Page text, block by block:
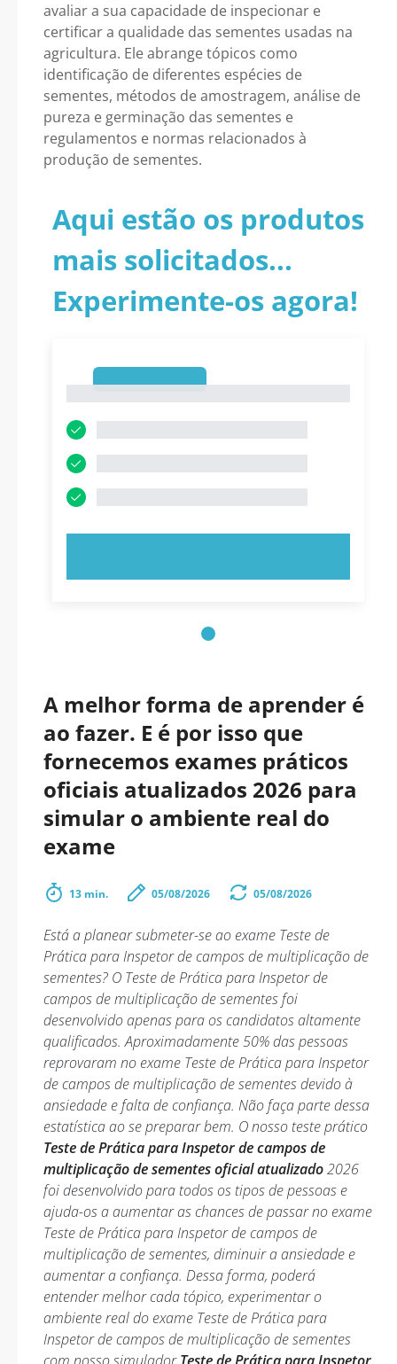
avaliar a sua capacidade de inspecionar e
certificar a qualidade das sementes usadas na
agricultura. Ele abrange tópicos como
identificação de diferentes espécies de
sementes, métodos de amostragem, análise de
pureza e germinação das sementes e
regulamentos e normas relacionados à
produção de sementes.
Aqui estão os produtos
mais solicitados...
Experimente-os agora!
A melhor forma de aprender é
ao fazer. E é por isso que
fornecemos exames práticos
oficiais atualizados 2026 para
simular o ambiente real do
exame
13 min. 05/08/2026 05/08/2026
Está a planear submeter-se ao exame Teste de
Prática para Inspetor de campos de multiplicação de
sementes? O Teste de Prática para Inspetor de
campos de multiplicação de sementes foi
desenvolvido apenas para os candidatos altamente
qualificados. Aproximadamente 50% das pessoas
reprovaram no exame Teste de Prática para Inspetor
de campos de multiplicação de sementes devido à
ansiedade e falta de confiança. Não faça parte dessa
estatística ao se preparar bem. O nosso teste prático
Teste de Prática para Inspetor de campos de
multiplicação de sementes oficial atualizado2026
foi desenvolvido para todos os tipos de pessoas e
ajuda-os a aumentar as chances de passar no exame
Teste de Prática para Inspetor de campos de
multiplicação de sementes, diminuir a ansiedade e
aumentar a confiança. Dessa forma, poderá
entender melhor cada tópico, experimentar o
ambiente real do exame Teste de Prática para
Inspetor de campos de multiplicação de sementes